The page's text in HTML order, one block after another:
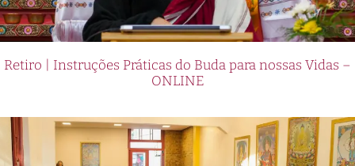
Retiro | Instruções Práticas do Buda para nossas Vidas –
ONLINE